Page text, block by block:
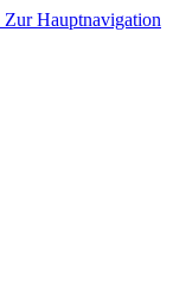
Zur Hauptnavigation